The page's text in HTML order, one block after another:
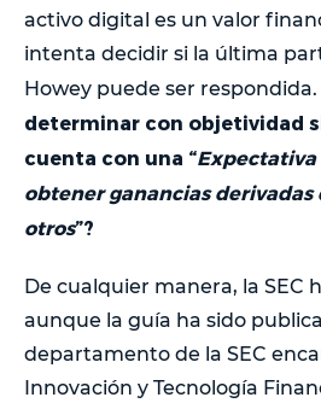
activo digital es un valor
intenta decidir si la última
Howey puede ser respondida.
determinar con objetividad
cuenta con una “Expectativa
obtener ganancias derivadas
otros”?
De cualquier manera, la SEC
aunque la guía ha sido
departamento de la SEC
Innovación y Tecnología